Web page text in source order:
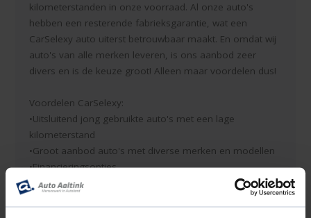
kilometerstanden in onze voorraad. Al onze auto's
hebben een resterende fabrieksgarantie, wat een
CarSelexy auto uiterst betrouwbaar maakt. En omdat wij
auto's van alle merken leveren, is ons aanbod zeer
divers en is de keuze groot! Alleen maar voordelen dus!
Voordelen CarSelexy:
•Uitsluitend jong gebruikte auto's met een lage
kilometerstand
•Groot aanbod auto's met diverse merken en modellen
•Financieringsopties
•Maximale zekerheid door 12 maanden garantie uit te